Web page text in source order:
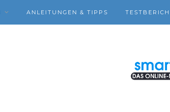
ANLEITUNGEN & TIPPS